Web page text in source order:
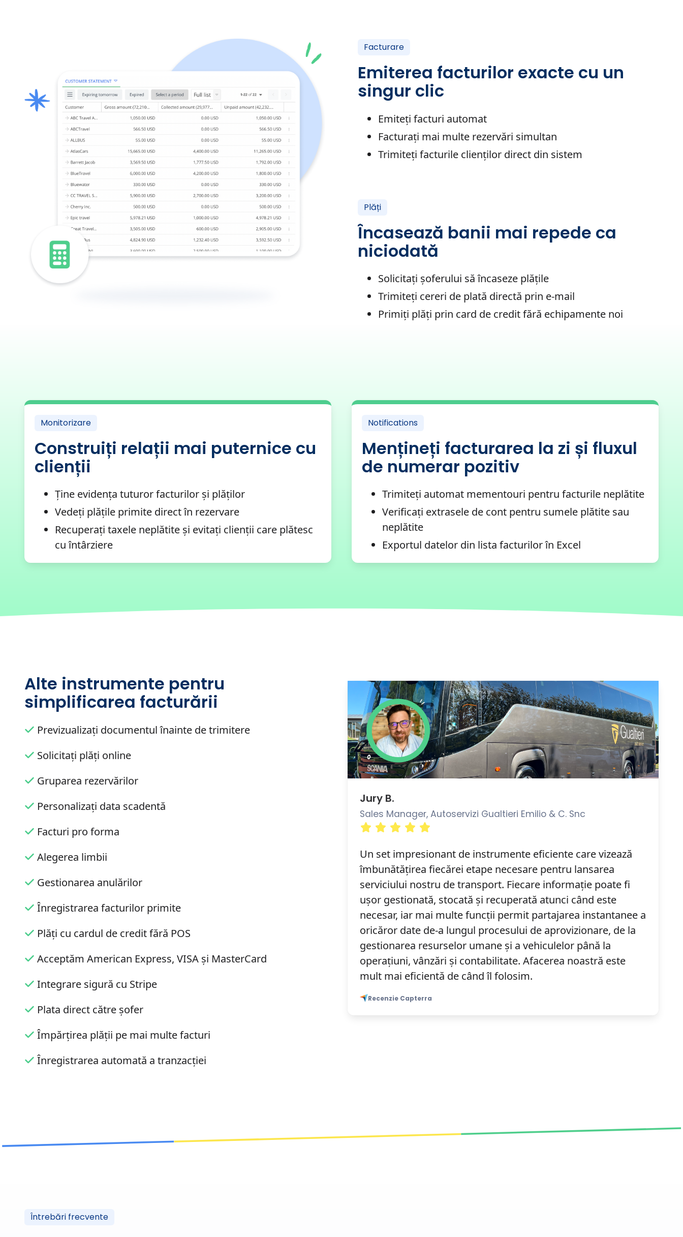
Facturare
Emiterea facturilor exacte cu un
singur clic
Emiteți facturi automat
Facturați mai multe rezervări simultan
Trimiteți facturile clienților direct din sistem
Plăți
Încasează banii mai repede ca
niciodată
Solicitați șoferului să încaseze plățile
Trimiteți cereri de plată directă prin e-mail
Primiți plăți prin card de credit fără echipamente noi
Monitorizare
Construiți relații mai puternice cu
clienții
Ține evidența tuturor facturilor și plăților
Vedeți plățile primite direct în rezervare
Recuperați taxele neplătite și evitați clienții care plătesc
cu întârziere
Notifications
Mențineți facturarea la zi și fluxul
de numerar pozitiv
Trimiteți automat mementouri pentru facturile neplătite
Verificați extrasele de cont pentru sumele plătite sau
neplătite
Exportul datelor din lista facturilor în Excel
Alte instrumente pentru
simplificarea facturării
Previzualizați documentul înainte de trimitere
Solicitați plăți online
Gruparea rezervărilor
Personalizați data scadentă
Facturi pro forma
Alegerea limbii
Gestionarea anulărilor
Înregistrarea facturilor primite
Plăți cu cardul de credit fără POS
Acceptăm American Express, VISA și MasterCard
Integrare sigură cu Stripe
Plata direct către șofer
Împărțirea plății pe mai multe facturi
Înregistrarea automată a tranzacției
Jury B.
Sales Manager, Autoservizi Gualtieri Emilio & C. Snc
Un set impresionant de instrumente eficiente care vizează
îmbunătățirea fiecărei etape necesare pentru lansarea
serviciului nostru de transport. Fiecare informație poate fi
ușor gestionată, stocată și recuperată atunci când este
necesar, iar mai multe funcții permit partajarea instantanee a
oricăror date de-a lungul procesului de aprovizionare, de la
gestionarea resurselor umane și a vehiculelor până la
operațiuni, vânzări și contabilitate. Afacerea noastră este
mult mai eficientă de când îl folosim.
Recenzie Capterra
Întrebări frecvente